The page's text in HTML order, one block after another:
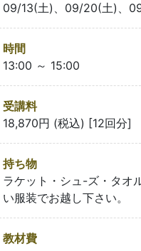
09/13(土)、09/20(土)、
時間
13:00 ～ 15:00
受講料
18,870円 (税込) [12回分]
持ち物
ラケット・シュ-ズ・タオ
い服装でお越し下さい。
教材費